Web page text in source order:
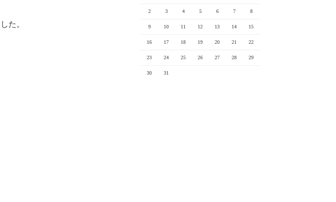
た。
2 3 4 5 6 7 8
9 10 11 12 13 14 15
16 17 18 19 20 21 22
23 24 25 26 27 28 29
30 31